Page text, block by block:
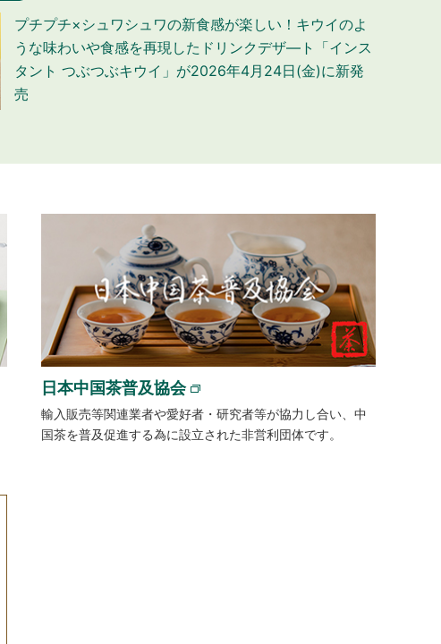
プチプチ×シュワシュワの新食感が楽しい！キウイのよ
うな味わいや食感を再現したドリンクデザ―ト「インス
タント つぶつぶキウイ」が2026年4月24日(金)に新発
売
日本中国茶普及協会
輸入販売等関連業者や愛好者・研究者等が協力し合い、中
国茶を普及促進する為に設立された非営利団体です。